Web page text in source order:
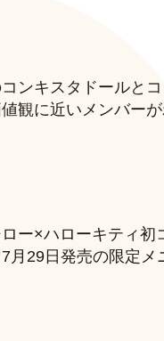
コンキスタドールと
観に近いメンバー
スタート！
ー×ハローキティ初
29日発売の限定メ